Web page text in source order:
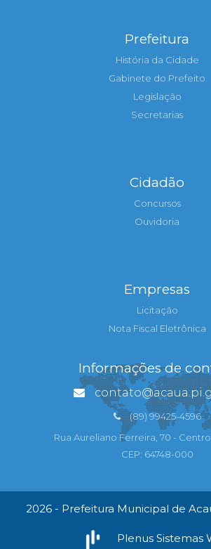
Prefeitura
História da Cidade
Gabinete do Prefeito
Legislação
Secretarias
Cidadão
Concursos
Ouvidoria
Empresas
Licitação
Nota Fiscal Eletrônica
Informações de
(89) 99425-4596
Rua Aureliano Ferreira, 70 -
CEP: 64748-000
2026 - Prefeitura Municipal de
Plenus Sistemas